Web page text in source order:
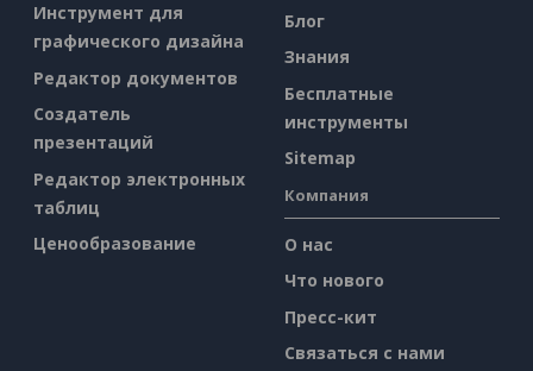
Инструмент для
графического дизайна
Редактор документов
Создатель
презентаций
Редактор электронных
таблиц
Ценообразование
Блог
Знания
Бесплатные
инструменты
Sitemap
Компания
О нас
Что нового
Пресс-кит
Связаться с нами